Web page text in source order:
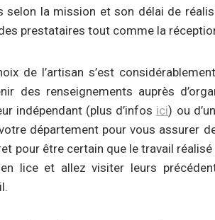
selon la mission et son délai de
prestataires tout comme la
de l’artisan s’est
des renseignements auprès
indépendant (plus d’infos ici) ou
département pour vous assurer
pour être certain que le travail
lice et allez visiter leurs